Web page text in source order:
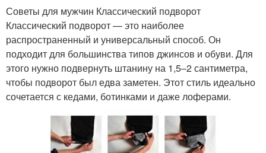
Советы для мужчин Классический подворот
Классический подворот — это наиболее
распространенный и универсальный способ. Он
подходит для большинства типов джинсов и обуви. Для
этого нужно подвернуть штанину на 1,5–2 сантиметра,
чтобы подворот был едва заметен. Этот стиль идеально
сочетается с кедами, ботинками и даже лоферами.